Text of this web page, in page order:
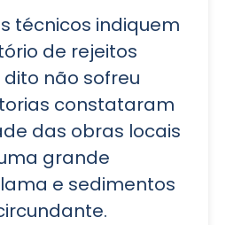
técnicos indiquem
de rejeitos
não sofreu
constataram
das obras locais
grande
e sedimentos